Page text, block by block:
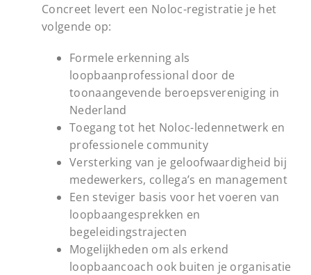
Concreet levert een Noloc-registratie je het
volgende op:
Formele erkenning als
loopbaanprofessional door de
toonaangevende beroepsvereniging in
Nederland
Toegang tot het Noloc-ledennetwerk en
professionele community
Versterking van je geloofwaardigheid bij
medewerkers, collega’s en management
Een steviger basis voor het voeren van
loopbaangesprekken en
begeleidingstrajecten
Mogelijkheden om als erkend
loopbaancoach ook buiten je organisatie